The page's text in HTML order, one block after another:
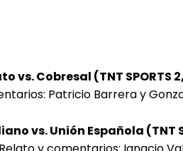
vs. Cobresal (TNT SPORTS
Patricio Barrera y
vs. Unión Española (TNT